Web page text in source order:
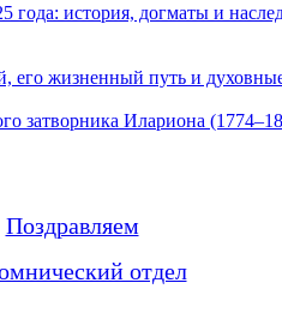
года: история, догматы и
его жизненный путь и
затворника Илариона
Поздравляем
отдел